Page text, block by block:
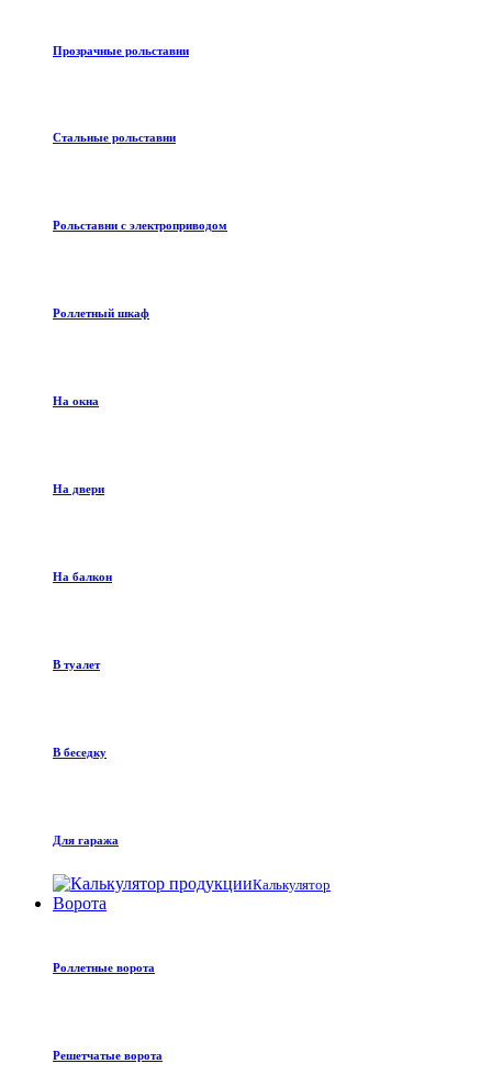
Прозрачные рольставни
Стальные рольставни
Рольставни с электроприводом
Роллетный шкаф
На окна
На двери
На балкон
В туалет
В беседку
Для гаража
Калькулятор
Ворота
Роллетные ворота
Решетчатые ворота